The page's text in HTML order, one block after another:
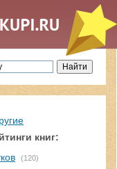
книг:
(120)